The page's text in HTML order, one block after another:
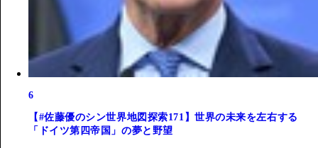
6
【#佐藤優のシン世界地図探索171】世界の未来を左右する
「ドイツ第四帝国」の夢と野望